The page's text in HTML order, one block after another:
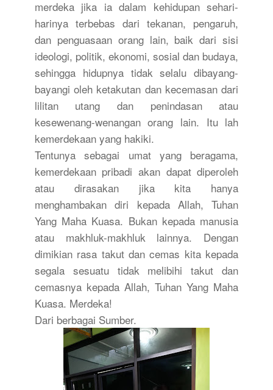
merdeka jika ia dalam kehidupan sehari-
harinya terbebas dari tekanan, pengaruh,
dan penguasaan orang lain, baik dari sisi
ideologi, politik, ekonomi, sosial dan budaya,
sehingga hidupnya tidak selalu dibayang-
bayangi oleh ketakutan dan kecemasan dari
lilitan utang dan penindasan atau
kesewenang-wenangan orang lain. Itu lah
kemerdekaan yang hakiki.
Tentunya sebagai umat yang beragama,
kemerdekaan pribadi akan dapat diperoleh
atau dirasakan jika kita hanya
menghambakan diri kepada Allah, Tuhan
Yang Maha Kuasa. Bukan kepada manusia
atau makhluk-makhluk lainnya. Dengan
dimikian rasa takut dan cemas kita kepada
segala sesuatu tidak melibihi takut dan
cemasnya kepada Allah, Tuhan Yang Maha
Kuasa. Merdeka!
Dari berbagai Sumber.